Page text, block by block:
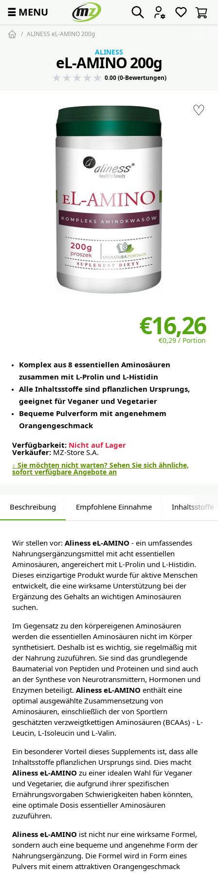
☰ MENU
ALINESS eL-AMINO 200g
♡
ALINESS
eL-AMINO 200g
0.00 (0-Bewertungen)
€16,26
€0,29 / Portion
Komplex aus 8 essentiellen Aminosäuren
zusammen mit L-Prolin und L-Histidin
Alle Inhaltsstoffe sind pflanzlichen Ursprungs,
geeignet für Veganer und Vegetarier
Bequeme Pulverform mit angenehmem
Orangengeschmack
Verfügbarkeit: Nicht auf Lager
Verkäufer: MZ-Store S.A.
↓ Sie möchten nicht warten? Sehen Sie sich ähnliche,
sofort verfügbare Angebote an
Beschreibung Empfohlene Einnahme Inhaltsstoffe
Wir stellen vor: Aliness eL-AMINO - ein umfassendes
Nahrungsergänzungsmittel mit acht essentiellen
Aminosäuren, angereichert mit L-Prolin und L-Histidin.
Dieses einzigartige Produkt wurde für aktive Menschen
entwickelt, die eine wirksame Unterstützung bei der
Ergänzung des Gehalts an wichtigen Aminosäuren
suchen.
Im Gegensatz zu den körpereigenen Aminosäuren
werden die essentiellen Aminosäuren nicht im Körper
synthetisiert. Deshalb ist es wichtig, sie regelmäßig mit
der Nahrung zuzuführen. Sie sind das grundlegende
Baumaterial von Peptiden und Proteinen und sind auch
an der Synthese von Neurotransmittern, Hormonen und
Enzymen beteiligt. Aliness eL-AMINO enthält eine
optimal ausgewählte Zusammensetzung von
Aminosäuren, einschließlich der von Sportlern
geschätzten verzweigtkettigen Aminosäuren (BCAAs) - L-
Leucin, L-Isoleucin und L-Valin.
Ein besonderer Vorteil dieses Supplements ist, dass alle
Inhaltsstoffe pflanzlichen Ursprungs sind. Dies macht
Aliness eL-AMINO zu einer idealen Wahl für Veganer
und Vegetarier, die aufgrund ihrer spezifischen
Ernährungsvorgaben Schwierigkeiten haben könnten,
eine optimale Dosis essentieller Aminosäuren
zuzuführen.
Aliness eL-AMINO ist nicht nur eine wirksame Formel,
sondern auch eine bequeme und angenehme Form der
Nahrungsergänzung. Die Formel wird in Form eines
Pulvers mit einem attraktiven Orangengeschmack